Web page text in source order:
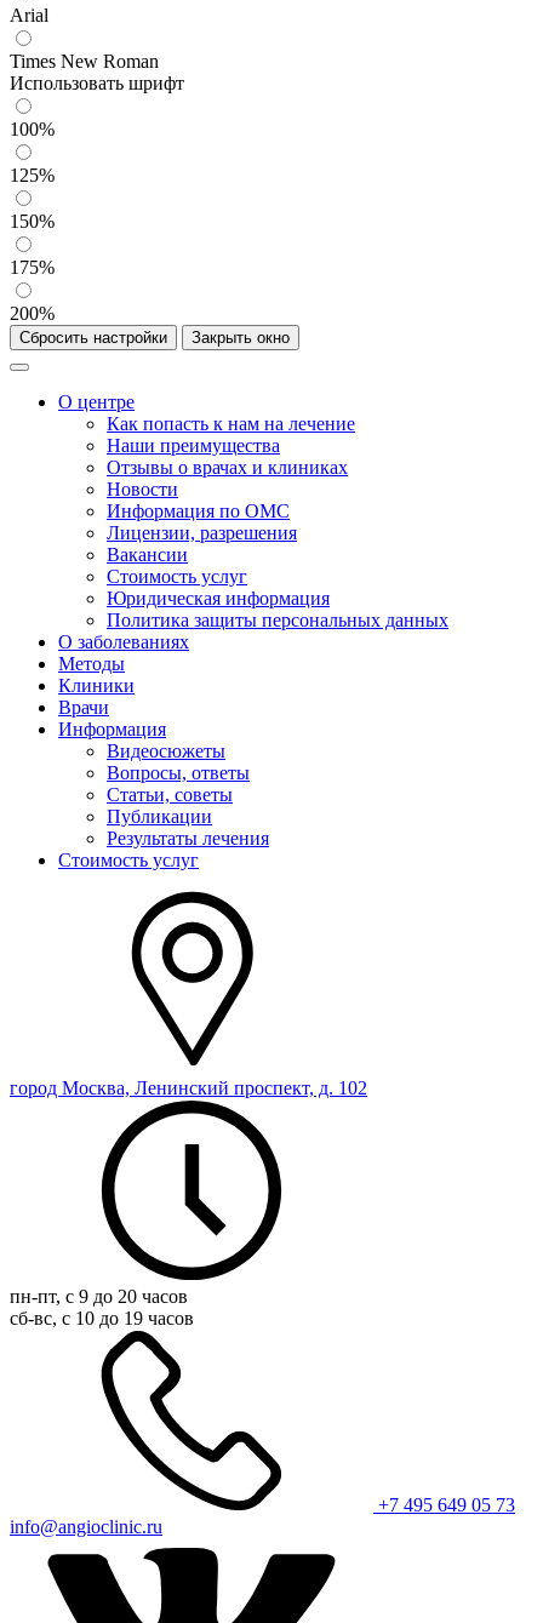
Arial
Times New Roman
Использовать шрифт
100%
125%
150%
175%
200%
Сбросить настройки Закрыть окно
О центре
Как попасть к нам на лечение
Наши преимущества
Отзывы о врачах и клиниках
Новости
Информация по ОМС
Лицензии, разрешения
Вакансии
Стоимость услуг
Юридическая информация
Политика защиты персональных данных
О заболеваниях
Методы
Клиники
Врачи
Информация
Видеосюжеты
Вопросы, ответы
Статьи, советы
Публикации
Результаты лечения
Стоимость услуг
город Москва, Ленинский проспект, д. 102
пн-пт, с 9 до 20 часов
сб-вс, с 10 до 19 часов
+7 495 649 05 73
info@angioclinic.ru